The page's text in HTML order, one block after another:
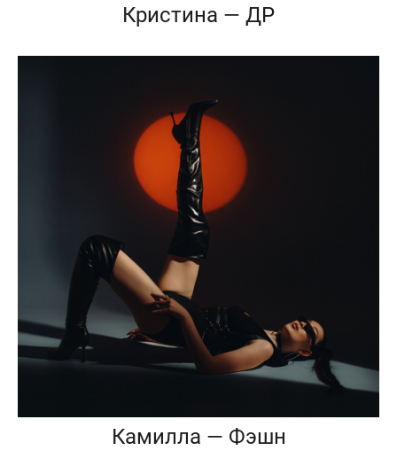
Кристина — ДР
Камилла — Фэшн